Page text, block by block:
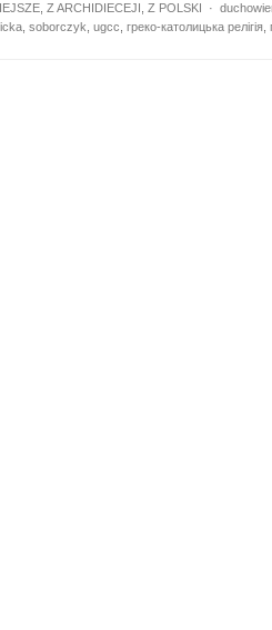
Z ARCHIDIECEJI Z POLSKI ·
soborczyk ugcc греко-католицька релігія